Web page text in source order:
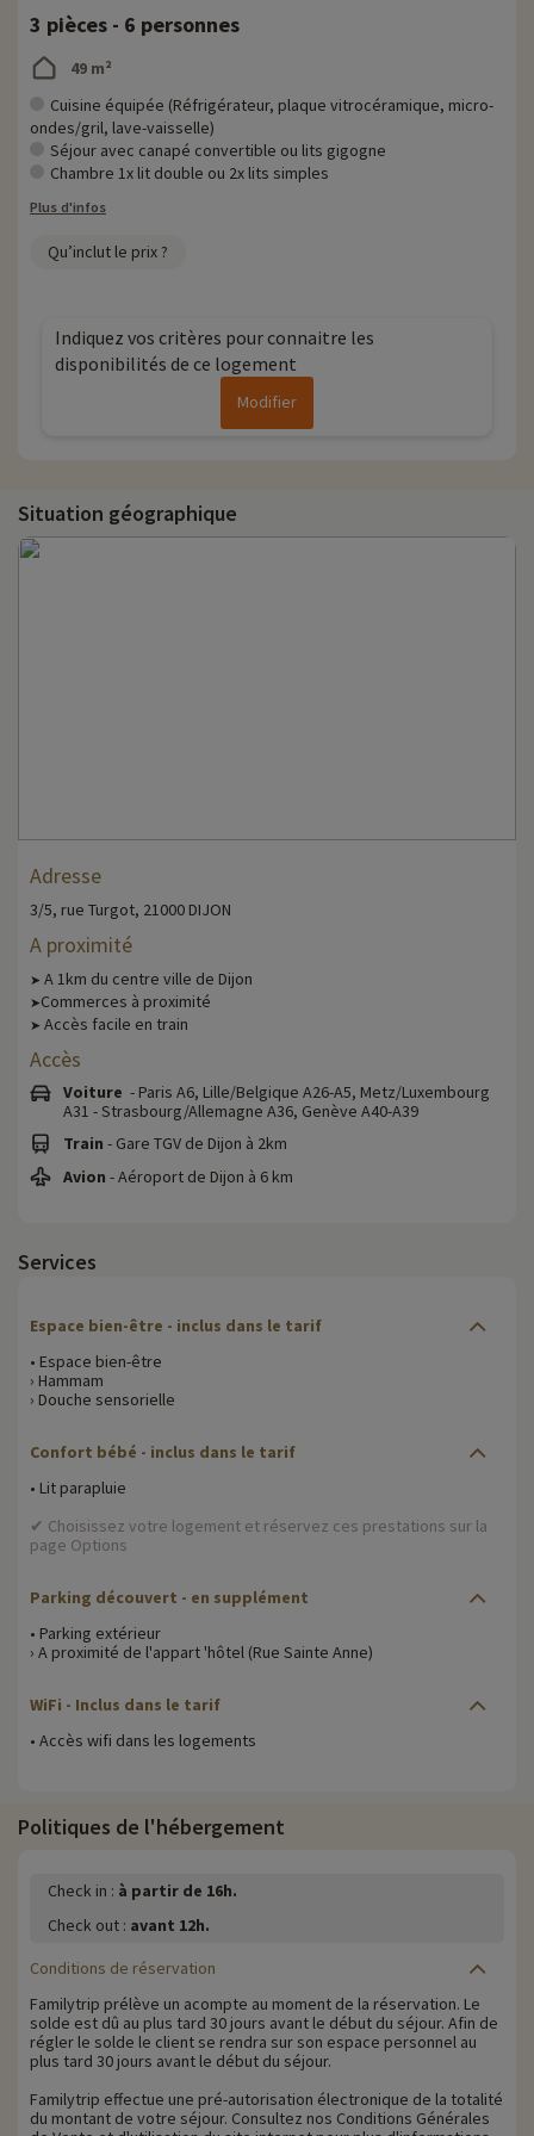
3 pièces - 6 personnes
49 m²
Cuisine équipée (Réfrigérateur, plaque vitrocéramique, micro-
ondes/gril, lave-vaisselle)
Séjour avec canapé convertible ou lits gigogne
Chambre 1x lit double ou 2x lits simples
Plus d'infos
Qu’inclut le prix ?
Indiquez vos critères pour connaitre les
disponibilités de ce logement
Modifier
Situation géographique
Adresse
3/5, rue Turgot, 21000 DIJON
A proximité
➤ A 1km du centre ville de Dijon
➤Commerces à proximité
➤ Accès facile en train
Accès
Voiture - Paris A6, Lille/Belgique A26-A5, Metz/Luxembourg
A31 - Strasbourg/Allemagne A36, Genève A40-A39
Train - Gare TGV de Dijon à 2km
Avion - Aéroport de Dijon à 6 km
Services
Espace bien-être - inclus dans le tarif
• Espace bien-être
› Hammam
› Douche sensorielle
Confort bébé - inclus dans le tarif
• Lit parapluie
✔ Choisissez votre logement et réservez ces prestations sur la
page Options
Parking découvert - en supplément
• Parking extérieur
› A proximité de l'appart 'hôtel (Rue Sainte Anne)
WiFi
- Inclus dans le tarif
• Accès wifi dans les logements
Politiques de l'hébergement
Check in : à partir de 16h.
Check out : avant 12h.
Conditions de réservation
Familytrip prélève un acompte au moment de la réservation. Le
solde est dû au plus tard 30 jours avant le début du séjour. Afin de
régler le solde le client se rendra sur son espace personnel au
plus tard 30 jours avant le début du séjour.
Familytrip effectue une pré-autorisation électronique de la totalité
du montant de votre séjour. Consultez nos Conditions Générales